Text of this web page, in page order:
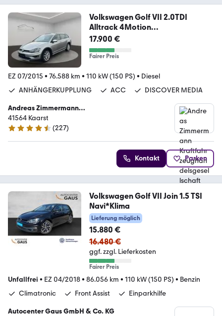
Volkswagen Golf VII 2.0TDI
Alltrack 4Motion
AHK/DISCOVER/AC
17.900 €
Fairer Preis
EZ 07/2015 • 76.588 km • 110 kW (150 PS) • Diesel
ANHÄNGERKUPPLUNG
ACC DISCOVER MEDIA
Andreas Zimmermann
Kraftfahrzeughandelsgesellschaft mbH
41564 Kaarst
4.4 Sterne
(227)
Kontakt Parken
Volkswagen Golf VII Join 1.5 TSI
Navi*Klima
Lieferung möglich
15.880 €
16.480 €
ggf. zzgl. Lieferkosten
Fairer Preis
Unfallfrei • EZ 04/2018• 86.056 km • 110 kW (150 PS) • Benzin
Climatronic
Front Assist Einparkhilfe
Autocenter Gaus GmbH & Co. KG